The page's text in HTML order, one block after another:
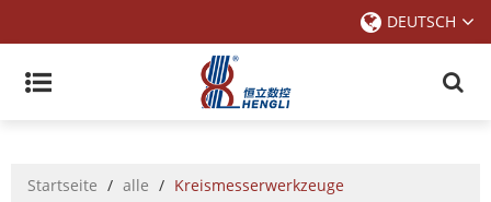
DEUTSCH
Startseite / alle / Kreismesserwerkzeuge